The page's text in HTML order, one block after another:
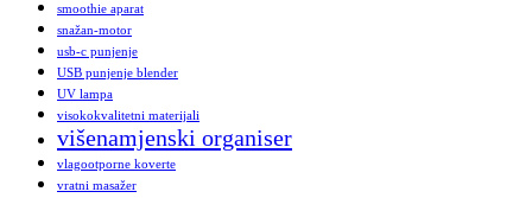
smoothie aparat
snažan-motor
usb-c punjenje
USB punjenje blender
UV lampa
visokokvalitetni materijali
višenamjenski organiser
vlagootporne koverte
vratni masažer